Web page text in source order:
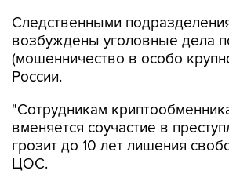
Следственными
возбуждены уголовные дела
(мошенничество в особо
России.
"Сотрудникам
вменяется соучастие в
грозит до 10 лет лишения
ЦОС.